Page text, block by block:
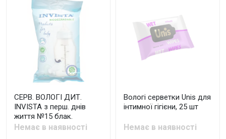
СЕРВ. ВОЛОГІ ДИТ.
INVISTA з перш. днів
життя №15 блак.
Немає в наявності
Вологі серветки Unis для
інтимної гігієни, 25 шт
Немає в наявності